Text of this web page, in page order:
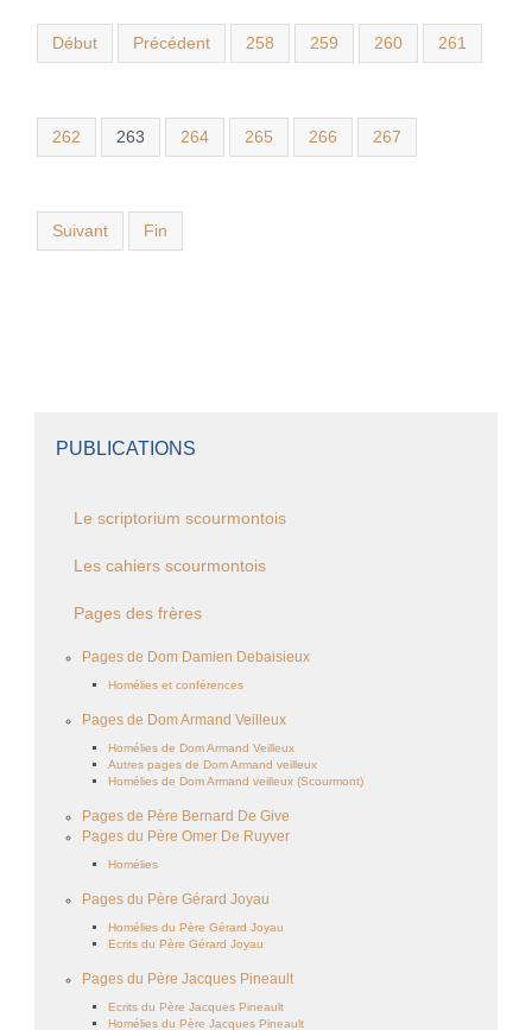
Début Précédent 258 259 260 261
262 263 264 265 266 267
Suivant Fin
PUBLICATIONS
Le scriptorium scourmontois
Les cahiers scourmontois
Pages des frères
Pages de Dom Damien Debaisieux
Homélies et conférences
Pages de Dom Armand Veilleux
Homélies de Dom Armand Veilleux
Autres pages de Dom Armand veilleux
Homélies de Dom Armand veilleux (Scourmont)
Pages de Père Bernard De Give
Pages du Père Omer De Ruyver
Homélies
Pages du Père Gérard Joyau
Homélies du Père Gérard Joyau
Ecrits du Père Gérard Joyau
Pages du Père Jacques Pineault
Ecrits du Père Jacques Pineault
Homélies du Père Jacques Pineault